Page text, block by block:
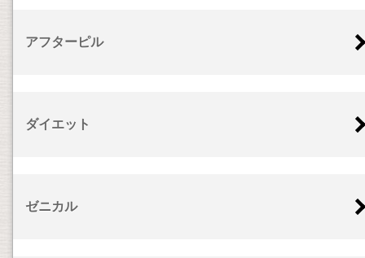
アフターピル
ダイエット
ゼニカル